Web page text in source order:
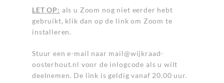
LET OP: als u Zoom nog niet eerder hebt
gebruikt, klik dan op de link om Zoom te
installeren.
Stuur een e-mail naar mail@wijkraad-
oosterhout.nl voor de inlogcode als u wilt
deelnemen. De link is geldig vanaf 20.00 uur.